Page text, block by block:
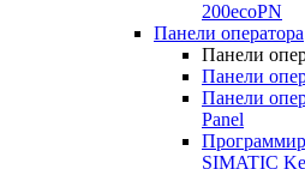
200ecoPN
Панели оператора
Панели
Панели
Панели
Panel
SIMATIC